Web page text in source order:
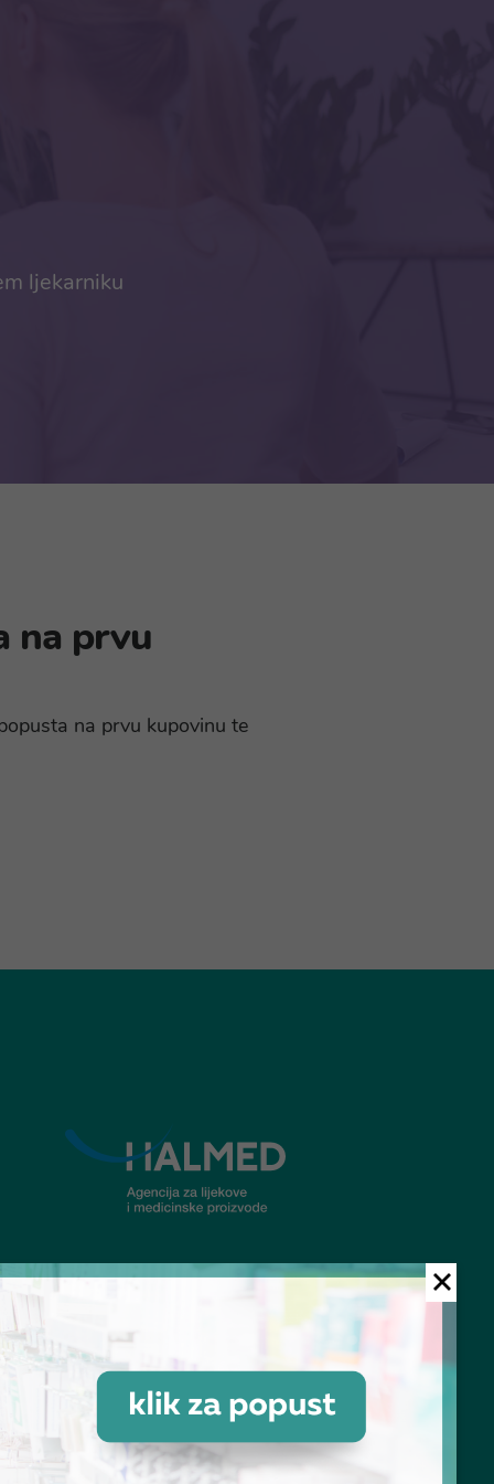
ljekarniku
na prvu
na prvu kupovinu te
© Ljekarna Talan 2026